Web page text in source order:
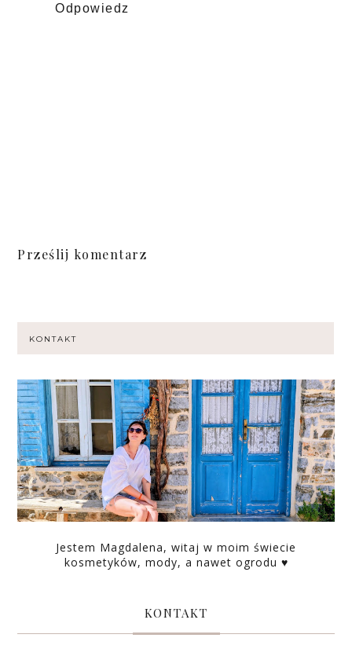
Odpowiedz
Prześlij komentarz
KONTAKT
Jestem Magdalena, witaj w moim świecie
kosmetyków, mody, a nawet ogrodu ♥
KONTAKT